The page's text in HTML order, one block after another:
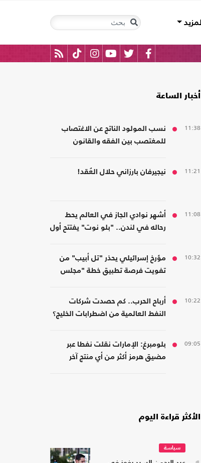
المزيد
أخبار الساعة
11:38
نسب المولود الناتج عن الاغتصاب
للمغتصب بين الفقه والقانون
11:21 نيجيرفان بارزاني حلال العُقد!
11:08
أشهر نوادي الجاز في العالم يحط
رحاله في لندن.. "بلو نوت" يفتتح أول
10:32
مؤرخ إسرائيلي يحذر "تل أبيب" من
تفويت فرصة تطبيق خطة "مجلس
10:22
أرباح الحرب.. كم حصدت شركات
النفط العالمية من اضطرابات الخليج؟
09:05
بلومبرغ: الإمارات نقلت نفطا عبر
مضيق هرمز أكثر من أي منتج آخر
الأكثر قراءة اليوم
سياسة